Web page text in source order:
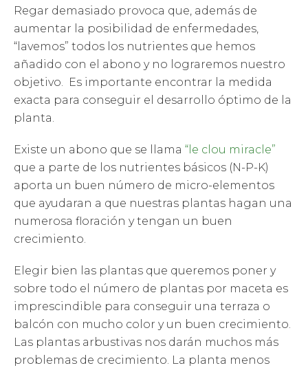
Regar demasiado provoca que, además de
aumentar la posibilidad de enfermedades,
“lavemos” todos los nutrientes que hemos
añadido con el abono y no lograremos nuestro
objetivo. Es importante encontrar la medida
exacta para conseguir el desarrollo óptimo de la
planta.
Existe un abono que se llama “le clou miracle”
que a parte de los nutrientes básicos (N-P-K)
aporta un buen número de micro-elementos
que ayudaran a que nuestras plantas hagan una
numerosa floración y tengan un buen
crecimiento.
Elegir bien las plantas que queremos poner y
sobre todo el número de plantas por maceta es
imprescindible para conseguir una terraza o
balcón con mucho color y un buen crecimiento.
Las plantas arbustivas nos darán muchos más
problemas de crecimiento. La planta menos